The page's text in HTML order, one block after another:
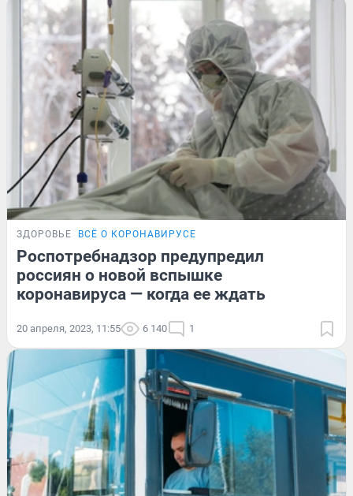
ЗДОРОВЬЕ ВСЁ О КОРОНАВИРУСЕ
Роспотребнадзор предупредил
россиян о новой вспышке
коронавируса — когда ее ждать
20 апреля, 2023, 11:55 6 140 1